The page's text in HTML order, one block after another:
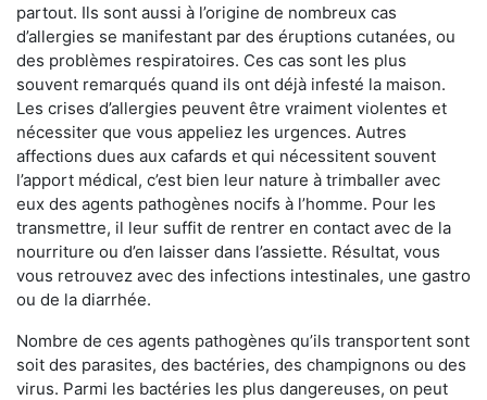
partout. Ils sont aussi à l’origine de nombreux cas
d’allergies se manifestant par des éruptions cutanées, ou
des problèmes respiratoires. Ces cas sont les plus
souvent remarqués quand ils ont déjà infesté la maison.
Les crises d’allergies peuvent être vraiment violentes et
nécessiter que vous appeliez les urgences. Autres
affections dues aux cafards et qui nécessitent souvent
l’apport médical, c’est bien leur nature à trimballer avec
eux des agents pathogènes nocifs à l’homme. Pour les
transmettre, il leur suffit de rentrer en contact avec de la
nourriture ou d’en laisser dans l’assiette. Résultat, vous
vous retrouvez avec des infections intestinales, une gastro
ou de la diarrhée.
Nombre de ces agents pathogènes qu’ils transportent sont
soit des parasites, des bactéries, des champignons ou des
virus. Parmi les bactéries les plus dangereuses, on peut